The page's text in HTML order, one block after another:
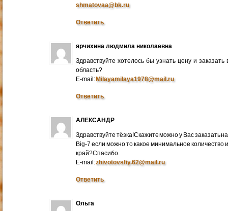
shmatovaa@bk.ru
Ответить
ярчихина людмила николаевна
Здравствуйте хотелось бы узнать цену и
область?
E-mail:Milayamilaya1978@mail.ru
Ответить
АЛЕКСАНДР
Здравствуйте тёзка!Скажите можно у Вас заказать
Big-7 если можно то какое минимальное количество
край?Спасибо.
E-mail:zhivotovsfiy.62@mail.ru
Ответить
Ольга